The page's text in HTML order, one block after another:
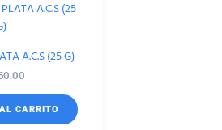
A.C.S (25 G)
CARRITO